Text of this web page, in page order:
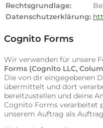
Rechtsgrundlage:
Datenschutzerklärung:
Cognito Forms
Wir verwenden für unsere
Forms (Cognito LLC,
Die von dir eingegebenen
übermittelt und dort
bereitzustellen und deine
Cognito Forms verarbeitet
unserem Auftrag als